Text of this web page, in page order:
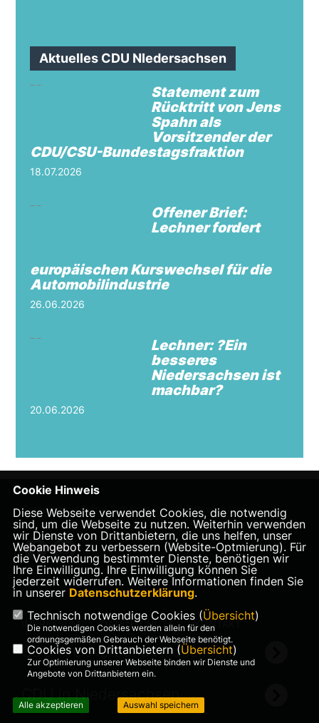
Aktuelles CDU NIedersachsen
Statement zum
Rücktritt von Jens
Spahn als
Vorsitzender der
CDU/CSU-Bundestagsfraktion
18.07.2026
Offener Brief:
Lechner fordert
europäischen Kurswechsel für die
Automobilindustrie
26.06.2026
Lechner: ?Ein
besseres
Niedersachsen ist
machbar?
20.06.2026
Gemeindeverband Schellerten und Ortsverbände
IMPRESSUM DATENSCHUTZ KONTAKT
CDU Kreisverband Hildesheim
CDU in Niedersachsen
Cookie Hinweis
Diese Webseite verwendet Cookies, die notwendig
sind, um die Webseite zu nutzen. Weiterhin verwenden
wir Dienste von Drittanbietern, die uns helfen, unser
Webangebot zu verbessern (Website-Optmierung). Für
die Verwendung bestimmter Dienste, benötigen wir
Ihre Einwilligung. Ihre Einwilligung können Sie
jederzeit widerrufen. Weitere Informationen finden Sie
in unserer Datenschutzerklärung.
Technisch notwendige Cookies (Übersicht)
Die notwendigen Cookies werden allein für den
ordnungsgemäßen Gebrauch der Webseite benötigt.
Cookies von Drittanbietern (Übersicht)
Zur Optimierung unserer Webseite binden wir Dienste und
Angebote von Drittanbietern ein.
Alle akzeptieren Auswahl speichern